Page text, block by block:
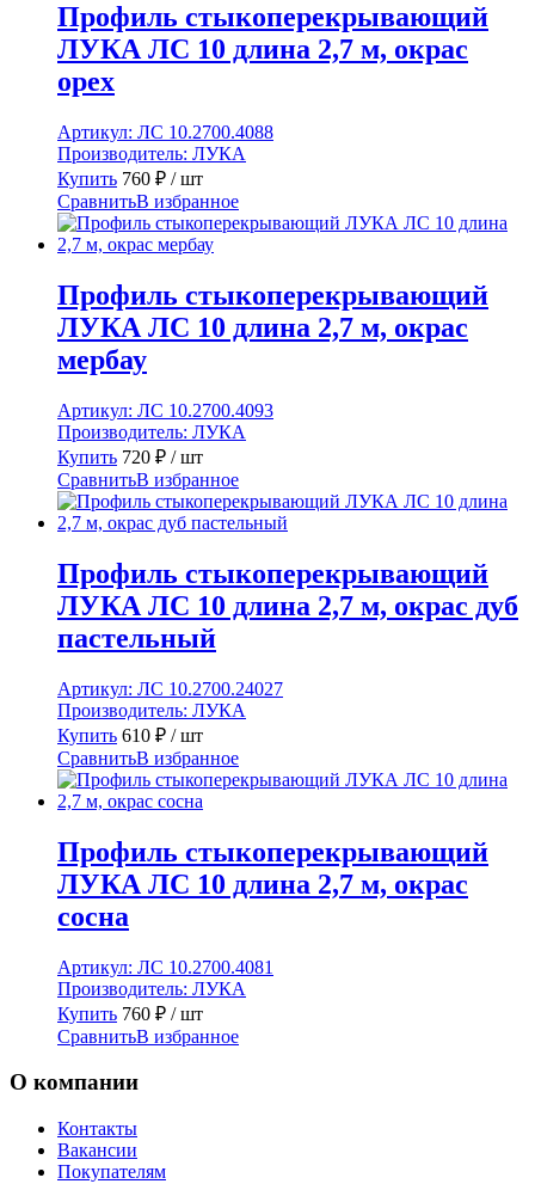
Профиль стыкоперекрывающий
ЛУКА ЛС 10 длина 2,7 м, окрас
орех
Артикул: ЛС 10.2700.4088
Производитель: ЛУКА
Купить 760 ₽ / шт
СравнитьВ избранное
Профиль стыкоперекрывающий
ЛУКА ЛС 10 длина 2,7 м, окрас
мербау
Артикул: ЛС 10.2700.4093
Производитель: ЛУКА
Купить 720 ₽ / шт
СравнитьВ избранное
Профиль стыкоперекрывающий
ЛУКА ЛС 10 длина 2,7 м, окрас дуб
пастельный
Артикул: ЛС 10.2700.24027
Производитель: ЛУКА
Купить 610 ₽ / шт
СравнитьВ избранное
Профиль стыкоперекрывающий
ЛУКА ЛС 10 длина 2,7 м, окрас
сосна
Артикул: ЛС 10.2700.4081
Производитель: ЛУКА
Купить 760 ₽ / шт
СравнитьВ избранное
О компании
Контакты
Вакансии
Покупателям